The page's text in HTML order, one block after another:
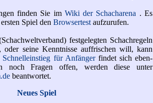
finden Sie im Wiki der Schacharena . Es
Spiel den Browsertest auf­zu­rufen.
fest­ge­legten Schach­regeln
oder seine Kennt­nisse auf­frischen will, kann
Schnell­ein­stieg für Anfänger findet sich eben­
Fragen offen, werden diese unter
be­ant­wor­tet.
Neues Spiel